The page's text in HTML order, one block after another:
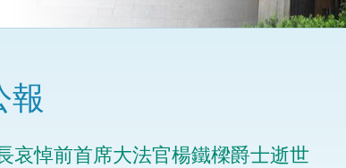
科技
關於建立更緊密經貿關係的安
與澳門特區的安排
其他協定
報
哀悼前首席大法官楊鐵樑爵士逝世